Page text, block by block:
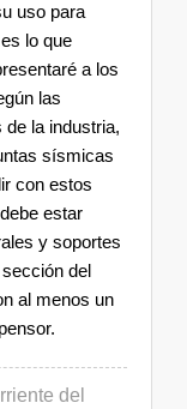
uso para
lo que
a los
las
la industria,
sísmicas
con estos
estar
y soportes
del
al menos un
del